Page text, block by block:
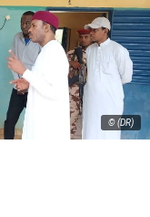
© (DR)